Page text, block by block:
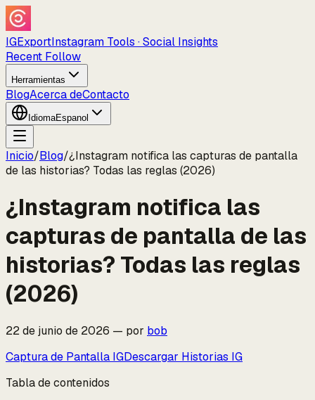
IGExportInstagram Tools · Social Insights
Recent Follow
Herramientas
BlogAcerca deContacto
IdiomaEspanol
Inicio/Blog/¿Instagram notifica las capturas de pantalla
de las historias? Todas las reglas (2026)
¿Instagram notifica las
capturas de pantalla de las
historias? Todas las reglas
(2026)
22 de junio de 2026 — por bob
Captura de Pantalla IGDescargar Historias IG
Tabla de contenidos